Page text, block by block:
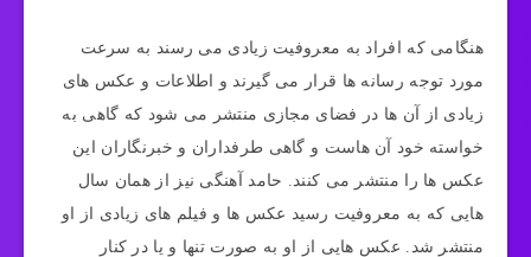
هنگامی که افراد به معروفیت زیادی می رسند به سرعت
مورد توجه رسانه ها قرار می گیرند و اطلاعات و عکس های
زیادی از آن ها در فضای مجازی منتشر می شود که گاهی به
خواسته خود آن هاست و گاهی طرفداران و خبرنگاران این
عکس ها را منتشر می کنند. حامد آهنگی نیز از همان سال
هایی که به معروفیت رسید عکس ها و فیلم های زیادی از او
منتشر شد. عکس هایی از او به صورت تنها و یا در کنار